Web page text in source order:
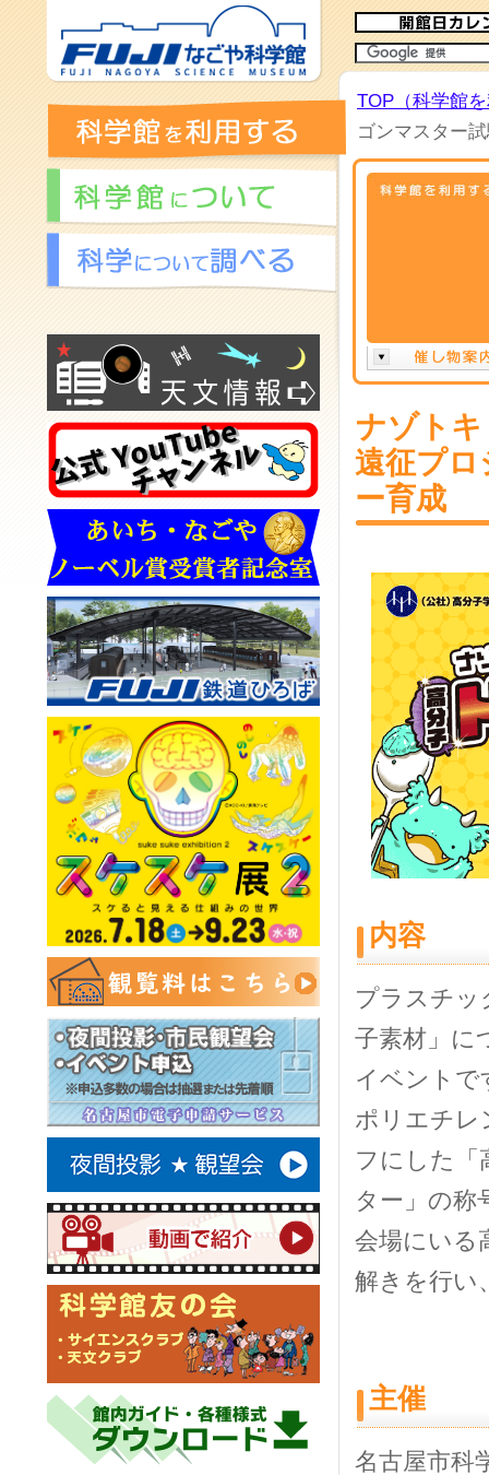
TOP（科学館
ゴンマスター
ナゾト
遠征プロ
ー育成
内容
プラスチッ
子素材」に
イベントで
ポリエチレ
フにした「
ター」の称
会場にいる
解きを行い
主催
名古屋市科